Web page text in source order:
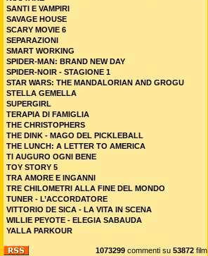
SANTI E VAMPIRI
SAVAGE HOUSE
SCARY MOVIE 6
SEPARAZIONI
SMART WORKING
SPIDER-MAN: BRAND NEW DAY
SPIDER-NOIR - STAGIONE 1
STAR WARS: THE MANDALORIAN AND GROGU
STELLA GEMELLA
SUPERGIRL
TERAPIA DI FAMIGLIA
THE CHRISTOPHERS
THE DINK - MAGO DEL PICKLEBALL
THE LUNCH: A LETTER TO AMERICA
TI AUGURO OGNI BENE
TOY STORY 5
TRA AMORE E INGANNI
TRE CHILOMETRI ALLA FINE DEL MONDO
TUNER - L’ACCORDATORE
VITTORIO DE SICA - LA VITA IN SCENA
WILLIE PEYOTE - ELEGIA SABAUDA
YALLA PARKOUR
1073299 commenti su 53872 film